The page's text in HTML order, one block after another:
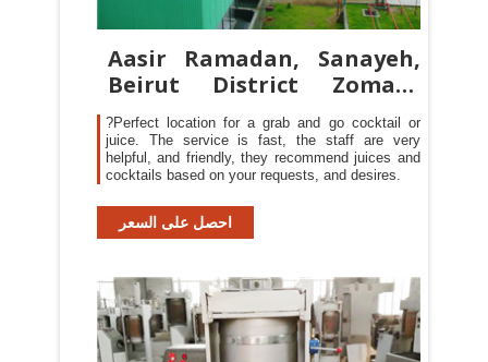
Aasir Ramadan, Sanayeh,
Beirut District Zomato
Lebanon
?Perfect location for a grab and go cocktail or
juice. The service is fast, the staff are very
helpful, and friendly, they recommend juices and
cocktails based on your requests, and desires.
احصل على السعر